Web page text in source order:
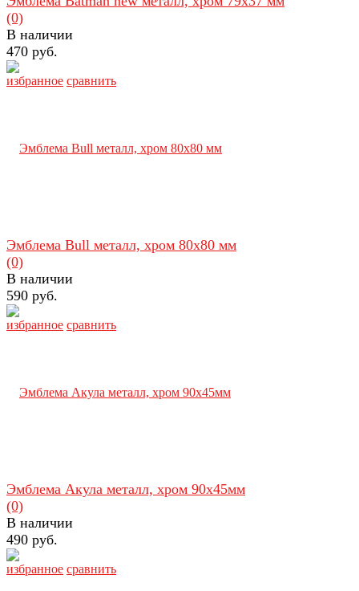
избранное сравнить
(0)
В наличии
470 руб.
избранное сравнить
Эмблема Bull металл, хром 80х80 мм
(0)
В наличии
590 руб.
избранное сравнить
Эмблема Акула металл, хром 90х45мм
(0)
В наличии
490 руб.